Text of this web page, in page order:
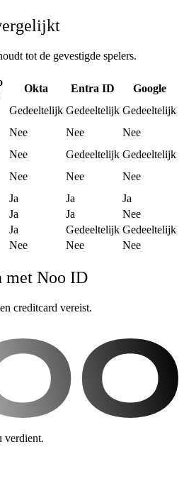
tot de gevestigde spelers.
Okta Entra ID
Google
Gedeeltelijk Gedeeltelijk Gedeeltelijk
Nee Nee
Nee
Nee Gedeeltelijk Gedeeltelijk
Nee Nee
Nee
Ja Ja
Ja
Ja Ja
Nee
Ja Gedeeltelijk Gedeeltelijk
Nee Nee Nee
met Noo ID
creditcard vereist.
verdient.